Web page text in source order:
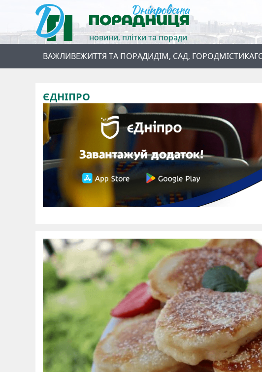
новини, плітки та поради
ВАЖЛИВЕЖИТТЯ ТА ПОРАДИДІМ, САД, ГОРОДМІСТИКА
ЄДНІПРО